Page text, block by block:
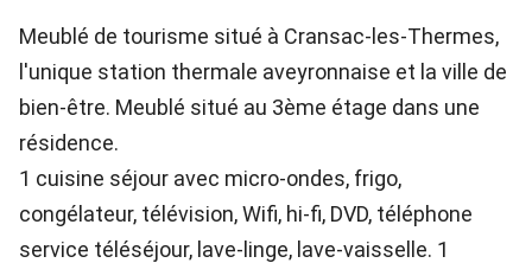
Meublé de tourisme situé à Cransac-les-Thermes,
l'unique station thermale aveyronnaise et la ville de
bien-être. Meublé situé au 3ème étage dans une
résidence.
1 cuisine séjour avec micro-ondes, frigo,
congélateur, télévision, Wifi, hi-fi, DVD, téléphone
service téléséjour, lave-linge, lave-vaisselle. 1